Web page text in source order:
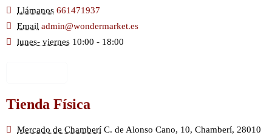
Llámanos 661471937
Email admin@wondermarket.es
lunes- viernes 10:00 - 18:00
Tienda Física
Mercado de Chamberí C. de Alonso Cano, 10, Chamberí, 28010